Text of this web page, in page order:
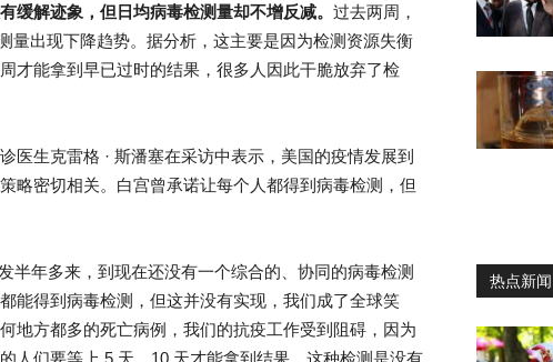
缓解迹象，但日均病毒检测量却不增反减。 过去两周，
量出现下降趋势。据分析，这主要是因为检测资源失衡
才能拿到早已过时的结果，很多人因此干脆放弃了检
医生克雷格 · 斯潘塞在采访中表示，美国的疫情发展到
略密切相关。白宫曾承诺让每个人都得到病毒检测，但
半年多来，到现在还没有一个综合的、协同的病毒检测
能得到病毒检测，但这并没有实现，我们成了全球笑
地方都多的死亡病例，我们的抗疫工作受到阻碍，因为
人们要等上 5 天、10 天才能拿到结果，这种检测是没有
热点新闻